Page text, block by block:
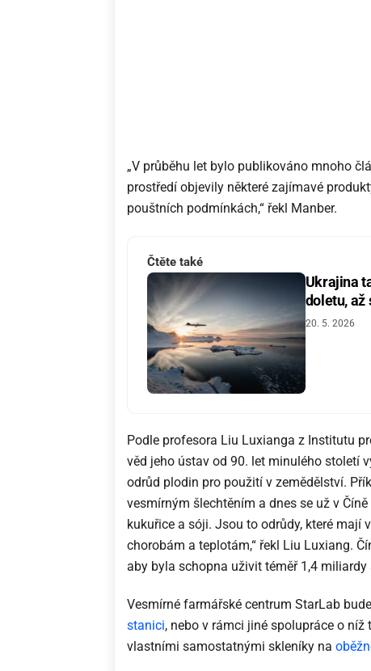
„V průběhu let bylo publikováno mnoho
prostředí objevily některé zajímavé
pouštních podmínkách,“ řekl Manber.
Čtěte také
Ukrajina
doletu, až
20. 5. 2026
Podle profesora Liu Luxianga z Institutu
věd jeho ústav od 90. let minulého století
odrůd plodin pro použití v zemědělství.
vesmírným šlechtěním a dnes se už v
kukuřice a sóji. Jsou to odrůdy, které mají
chorobám a teplotám,“ řekl Liu Luxiang.
aby byla schopna uživit téměř 1,4 miliardy
Vesmírné farmářské centrum StarLab
stanici, nebo v rámci jiné spolupráce o
vlastními samostatnými skleníky na